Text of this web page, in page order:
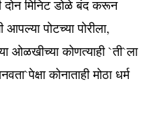
दोन मिनिट डोळे बंद करून
पोटच्या पोरीला,
ओळखीच्या कोणत्याही `ती`ला
कोनाताही मोठा धर्म